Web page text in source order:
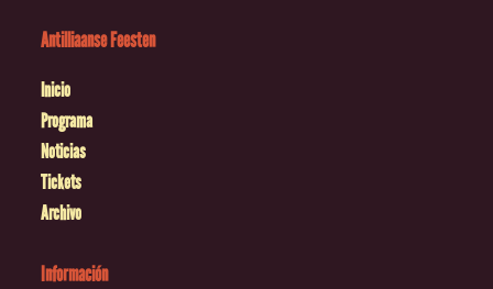
Antilliaanse Feesten
Inicio
Programa
Noticias
Tickets
Archivo
Información